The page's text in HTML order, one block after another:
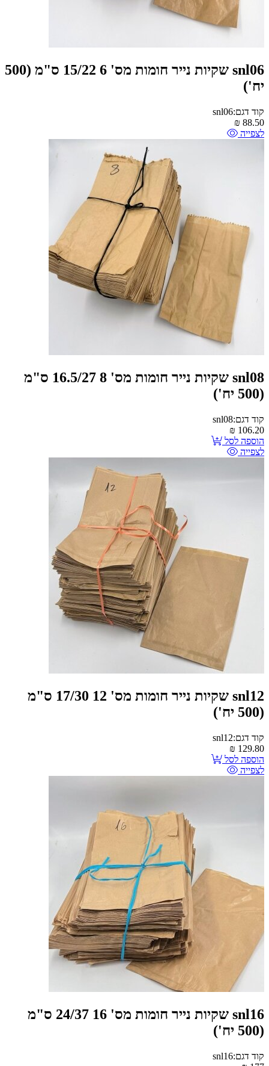
snl06 שקיות נייר חומות מס' 6 15/22 ס"מ (500
יח')
קוד דגם:snl06
88.50
₪
לצפייה
snl08 שקיות נייר חומות מס' 8 16.5/27 ס"מ
(500 יח')
קוד דגם:snl08
106.20
₪
הוספה לסל
לצפייה
snl12 שקיות נייר חומות מס' 12 17/30 ס"מ
(500 יח')
קוד דגם:snl12
129.80
₪
הוספה לסל
לצפייה
snl16 שקיות נייר חומות מס' 16 24/37 ס"מ
(500 יח')
קוד דגם:snl16